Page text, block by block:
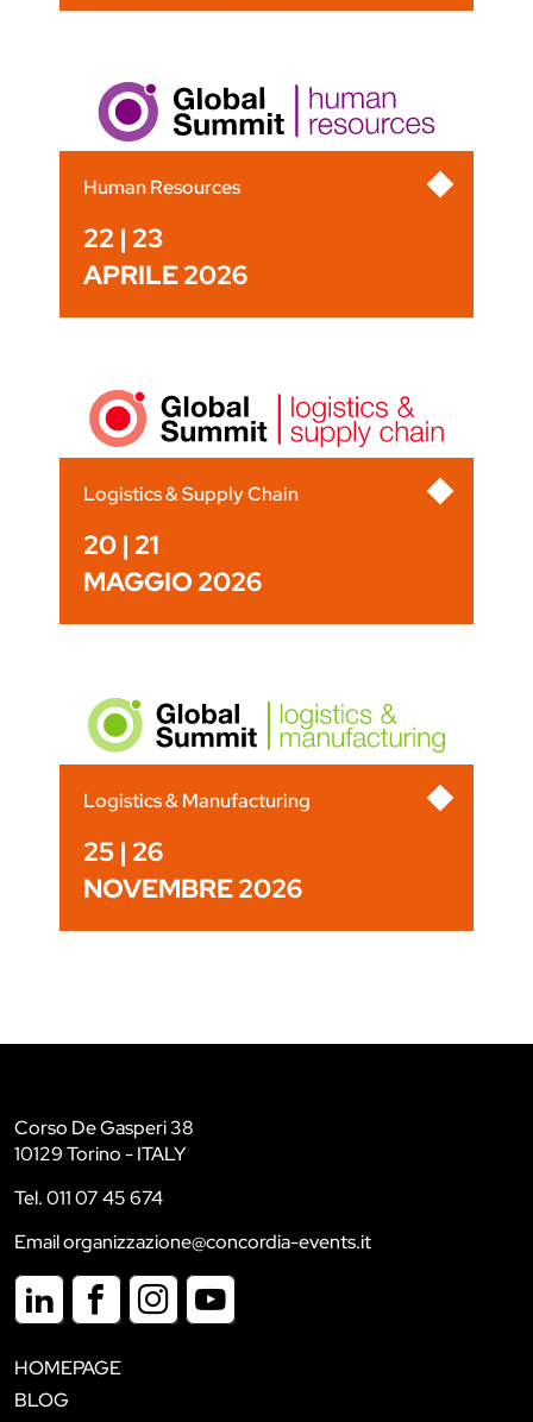
Human Resources
22 | 23
APRILE 2026
Logistics & Supply Chain
20 | 21
MAGGIO 2026
Logistics & Manufacturing
25 | 26
NOVEMBRE 2026
Corso De Gasperi 38
10129 Torino - ITALY
Tel. 011 07 45 674
Email organizzazione@concordia-events.it
HOMEPAGE
BLOG